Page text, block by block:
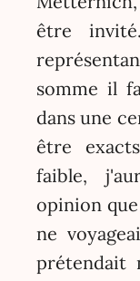
être
somme il
dans une
être
faible,
opinion
ne
prétendait